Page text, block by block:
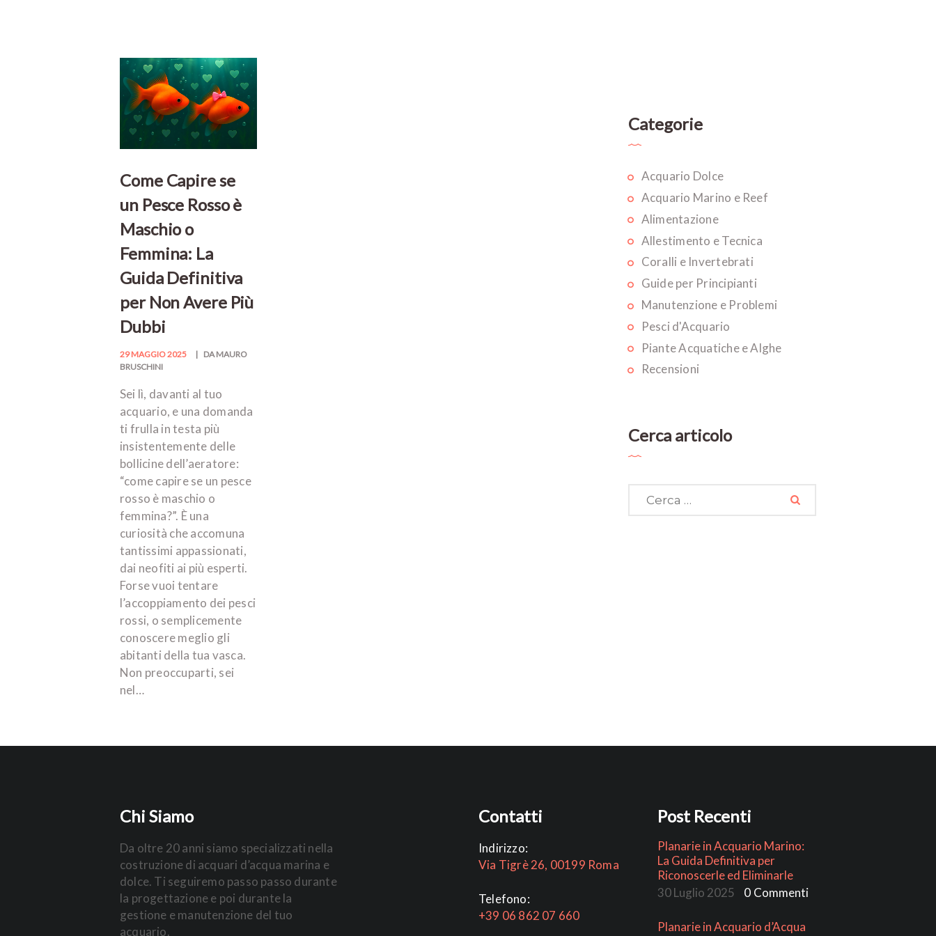
Come Capire se
un Pesce Rosso è
Maschio o
Femmina: La
Guida Definitiva
per Non Avere Più
Dubbi
29 MAGGIO 2025
DA MAURO
BRUSCHINI
Sei lì, davanti al tuo
acquario, e una domanda
ti frulla in testa più
insistentemente delle
bollicine dell’aeratore:
“come capire se un pesce
rosso è maschio o
femmina?”. È una
curiosità che accomuna
tantissimi appassionati,
dai neofiti ai più esperti.
Forse vuoi tentare
l’accoppiamento dei pesci
rossi, o semplicemente
conoscere meglio gli
abitanti della tua vasca.
Non preoccuparti, sei
nel…
Categorie
Acquario Dolce
Acquario Marino e Reef
Alimentazione
Allestimento e Tecnica
Coralli e Invertebrati
Guide per Principianti
Manutenzione e Problemi
Pesci d'Acquario
Piante Acquatiche e Alghe
Recensioni
Cerca articolo
Ricerca
Chi Siamo
Da oltre 20 anni siamo specializzati nella
costruzione di acquari d’acqua marina e
dolce. Ti seguiremo passo passo durante
la progettazione e poi durante la
gestione e manutenzione del tuo
acquario.
Contatti
Indirizzo:
Via Tigrè 26, 00199 Roma
Telefono:
+39 06 862 07 660
Post Recenti
Planarie in Acquario Marino:
La Guida Definitiva per
Riconoscerle ed Eliminarle
30 Luglio 2025
0 Commenti
Planarie in Acquario d’Acqua